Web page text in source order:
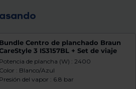
Bundle Centro de planchado Braun
3 IS3157BL + Set de viaje
Potencia de plancha (W) : 2400
Color : Blanco/Azul
Presión del vapor : 6.8 bar